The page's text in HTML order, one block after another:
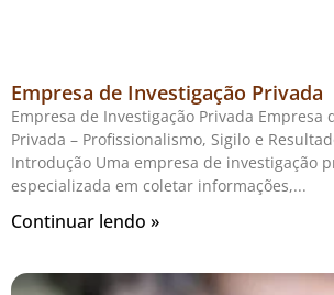
Empresa de Investigação Privada
Empresa de Investigação Privada Empresa
Privada – Profissionalismo, Sigilo e
Introdução Uma empresa de investigação
especializada em coletar informações,
Continuar lendo »